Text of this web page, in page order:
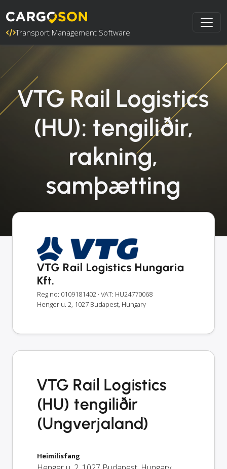
Transport Management Software
VTG Rail Logistics
(HU): tengiliðir,
rakning,
samþætting
VTG Rail Logistics Hungaria
Kft.
Reg no: 0109181402 · VAT: HU24770068
Henger u. 2, 1027 Budapest, Hungary
VTG Rail Logistics
(HU) tengiliðir
(Ungverjaland)
Heimilisfang